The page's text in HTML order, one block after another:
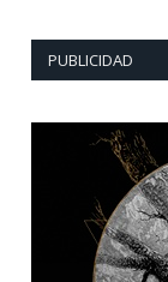
PUBLICIDAD